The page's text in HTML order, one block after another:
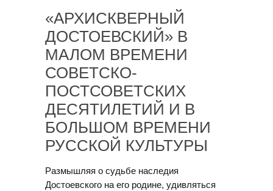
«АРХИСКВЕРНЫЙ
ДОСТОЕВСКИЙ» В
МАЛОМ ВРЕМЕНИ
СОВЕТСКО-
ПОСТСОВЕТСКИХ
ДЕСЯТИЛЕТИЙ И В
БОЛЬШОМ ВРЕМЕНИ
РУССКОЙ КУЛЬТУРЫ
Размышляя о судьбе наследия
Достоевского на его родине, удивляться